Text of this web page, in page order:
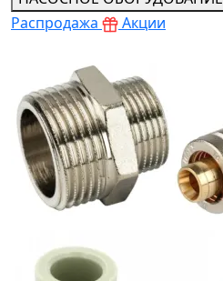
Теплоизолированные трубы
Распродажа
Акции